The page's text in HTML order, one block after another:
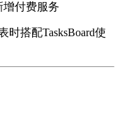
增付费服务
时搭配TasksBoard使